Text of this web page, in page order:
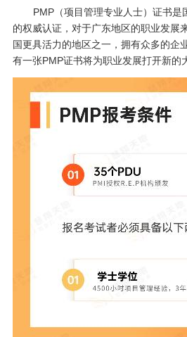
PMP（项目管理专业人士）证书是
的权威认证，对于广东地区的职业发展
国更具活力的地区之一，拥有众多的企
有一张PMP证书将为职业发展打开新的